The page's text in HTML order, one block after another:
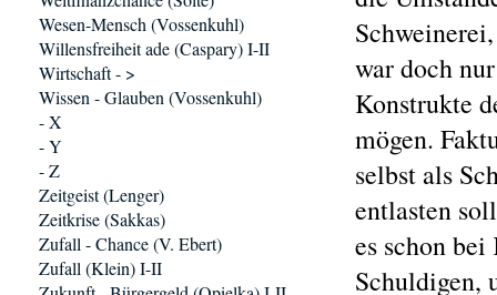
war doch
Konstrukte
mögen.
selbst als
entlasten
es schon
Schuldigen,
Wesen-Mensch (Vossenkuhl)
Willensfreiheit ade (Caspary) I-II
Wirtschaft - >
Wissen - Glauben (Vossenkuhl)
- X
- Y
- Z
Zeitgeist (Lenger)
Zeitkrise (Sakkas)
Zufall - Chance (V. Ebert)
Zufall (Klein) I-II